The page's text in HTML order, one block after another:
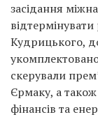
засідання
Кудрицького,
скерували
Єрмаку, а також
фінансів та